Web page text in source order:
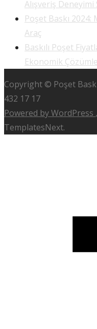
Alışveriş Deneyimi
Poşet Baskı 2024:
Araç
Baskılı Poşet
Ekonomik
Copyright © Poşet
432 17 17
Powered by WordPress
TemplatesNext.